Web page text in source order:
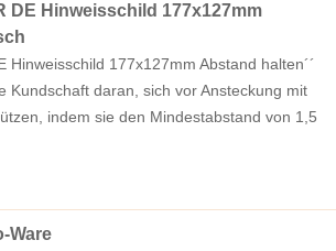
DE Hinweisschild 177x127mm
Hinweisschild 177x127mm Abstand halten´´
Kundschaft daran, sich vor Ansteckung mit
indem sie den Mindestabstand von 1,5
Ware